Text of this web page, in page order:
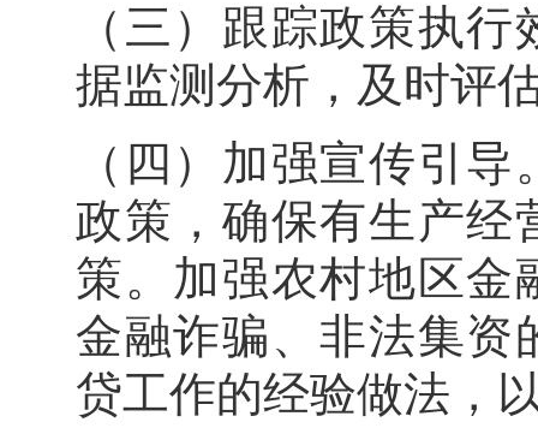
（三）跟踪政策执
据监测分析，及时
（四）加强宣传引
政策，确保有生产经
策。加强农村地区金
金融诈骗、非法集资
贷工作的经验做法